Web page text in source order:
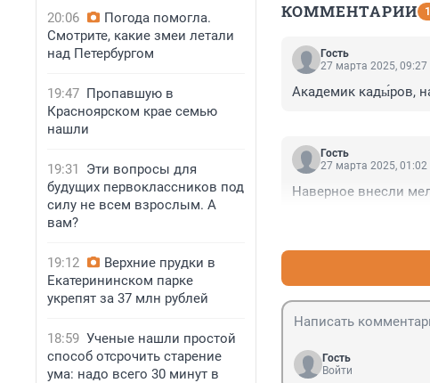
20:06
Погода помогла.
Смотрите, какие змеи летали
над Петербургом
19:47 Пропавшую в
Красноярском крае семью
нашли
19:31
Эти вопросы для
будущих первоклассников под
силу не всем взрослым. А
вам?
19:12
Верхние прудки в
Екатерининском парке
укрепят за 37 млн рублей
18:59 Ученые нашли простой
способ отсрочить старение
ума: надо всего 30 минут в
КОММЕНТАРИИ
Гость
27 марта 2025, 09:27
Академик кады́ров,
Гость
27 марта 2025, 01:02
Наверное внесли
Гость
Войти